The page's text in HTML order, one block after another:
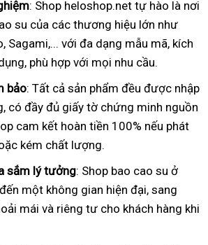
: Shop heloshop.net tự hào là nơi
su của các thương hiệu lớn như
Sagami,... với đa dạng mẫu mã, kích
phù hợp với mọi nhu cầu.
bảo: Tất cả sản phẩm đều được nhập
có đầy đủ giấy tờ chứng minh nguồn
cam kết hoàn tiền 100% nếu phát
kém chất lượng.
sắm lý tưởng: Shop bao cao su ở
một không gian hiện đại, sang
mái và riêng tư cho khách hàng khi